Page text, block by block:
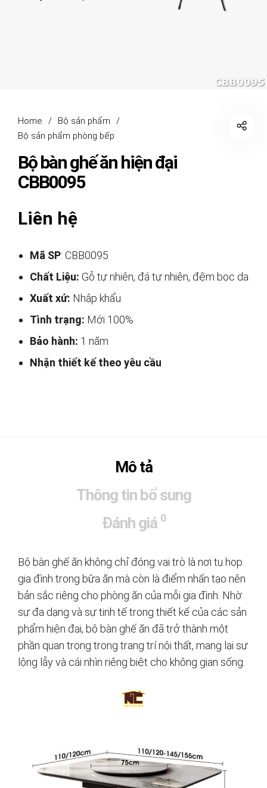
Home / Bộ sản phẩm
/
Bộ sản phẩm phòng bếp
Bộ bàn ghế ăn hiện đại
CBB0095
Liên hệ
Mã SP: CBB0095
Chất Liệu: Gỗ tự nhiên, đá tự nhiên, đệm bọc da
Xuất xứ: Nhập khẩu
Tình trạng: Mới 100%
Bảo hành: 1 năm
Nhận thiết kế theo yêu cầu
Mô tả
Thông tin bổ sung
Đánh giá 0
Bộ bàn ghế ăn không chỉ đóng vai trò là nơi tụ họp
gia đình trong bữa ăn mà còn là điểm nhấn tạo nên
bản sắc riêng cho phòng ăn của mỗi gia đình. Nhờ
sự đa dạng và sự tinh tế trong thiết kế của các sản
phẩm hiện đại, bộ bàn ghế ăn đã trở thành một
phần quan trọng trong trang trí nội thất, mang lại sự
lộng lẫy và cái nhìn riêng biệt cho không gian sống.